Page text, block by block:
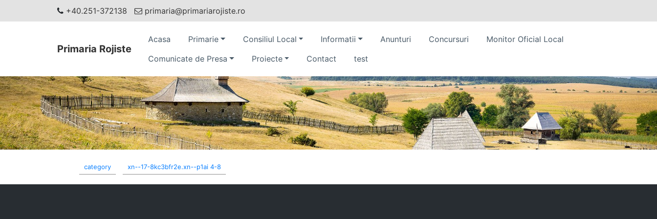
+40.251-372138 primaria@primariarojiste.ro
Primaria Rojiste
Acasa Primarie Consiliul Local Informatii Anunturi Concursuri
Monitor Oficial Local
Comunicate de Presa
Proiecte Contact test
category xn--17-8kc3bfr2e.xn--p1ai 4-8